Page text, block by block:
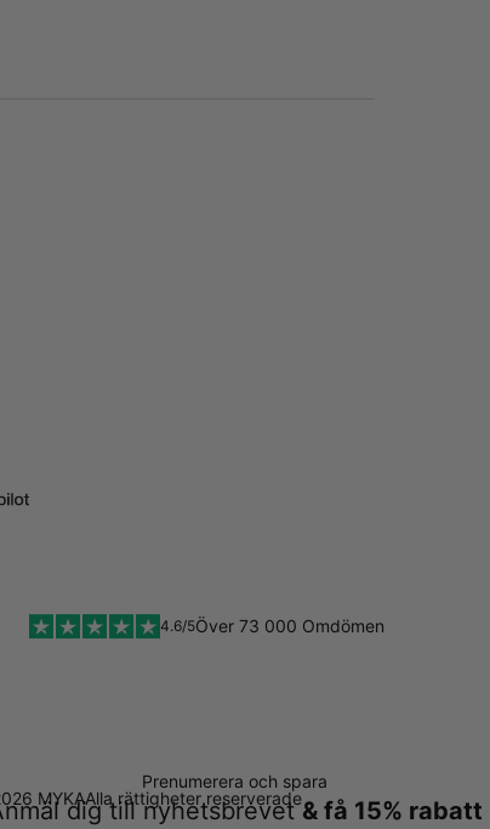
Prenumerera och spara
dig till nyhetsbrevet& få 15% rabatt
4.6/5Över 73 000 Omdömen
MYKAAlla rättigheter reserverade